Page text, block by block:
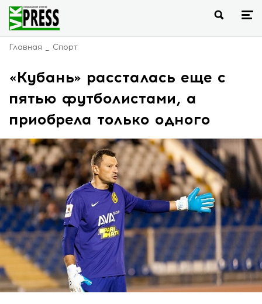
Главная Спорт
«Кубань» рассталась еще с
пятью футболистами, а
приобрела только одного